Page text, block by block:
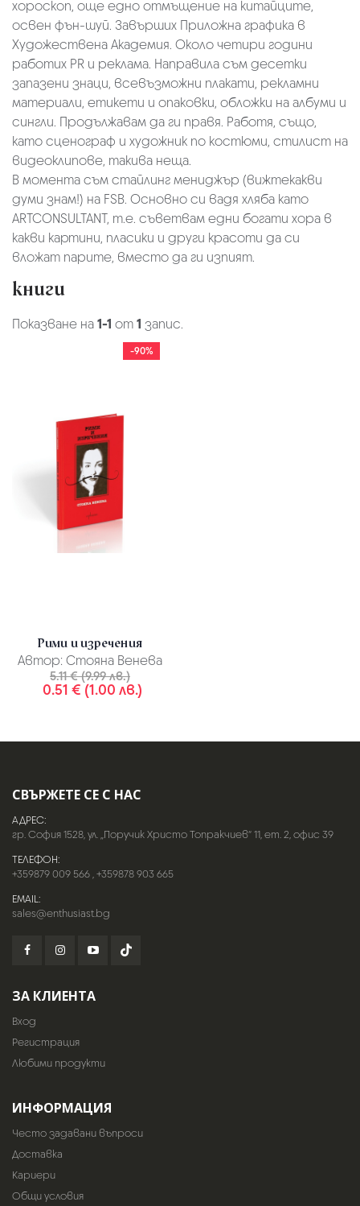
хороскоп, още едно отмъщение на китайците,
освен фън-шуй. Завърших Приложна графика в
Художествена Академия. Около четири години
работих PR и реклама. Направила съм десетки
запазени знаци, всевъзможни плакати, рекламни
материали, етикети и опаковки, обложки на албуми и
сингли. Продължавам да ги правя. Работя, също,
като сценограф и художник по костюми, стилист на
видеоклипове, такива неща.
В момента съм стайлинг мениджър (вижтекакви
думи знам!) на FSB. Основно си вадя хляба като
ARTCONSULTANT, т.е. съветвам едни богати хора в
какви картини, пласики и други красоти да си
вложат парите, вместо да ги изпият.
книги
Показване на1-1 от1 запис.
-90%
Рими и изречения
Автор: Стояна Венева
5.11 € (9.99 лв.)
0.51 € (1.00 лв.)
СВЪРЖЕТЕ СЕ С НАС
АДРЕС:
гр. София 1528, ул. „Поручик Христо Топракчиев“ 11, ет. 2, офис 39
ТЕЛЕФОН:
+359879 009 566,+359878 903 665
EMAIL:
sales@enthusiast.bg
ЗА КЛИЕНТА
Вход
Регистрация
Любими продукти
ИНФОРМАЦИЯ
Често задавани въпроси
Доставка
Кариери
Общи условия